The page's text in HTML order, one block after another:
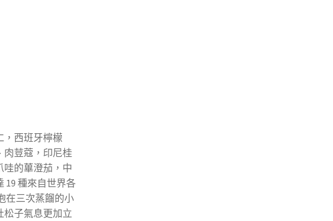
，西班牙檸檬
肉荳蔻，印尼桂
哇的蓽澄茄，中
19 種來自世界各
在三次蒸餾的小
松子氣息更加立